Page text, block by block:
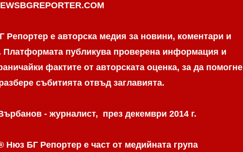
е авторска медия за новини, коментари и
Платформата публикува проверена информация и
фактите от авторската оценка, за да помогне
събитията отвъд заглавията.
- журналист, през декември 2014 г.
Нюз БГ Репортер е част от медийната група